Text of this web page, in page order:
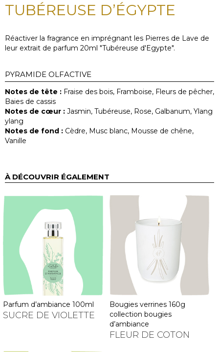
TUBÉREUSE D’ÉGYPTE
Réactiver la fragrance en imprégnant les Pierres de Lave de
leur extrait de parfum 20ml "Tubéreuse d'Egypte".
PYRAMIDE OLFACTIVE
Notes de tête : Fraise des bois, Framboise, Fleurs de pêcher,
Baies de cassis
Notes de cœur : Jasmin, Tubéreuse, Rose, Galbanum, Ylang
ylang
Notes de fond : Cèdre, Musc blanc, Mousse de chêne,
Vanille
À DÉCOUVRIR ÉGALEMENT
parfum d’ambiance 100ml
SUCRE DE VIOLETTE
bougies verrines 160g
collection bougies
d’ambiance
FLEUR DE COTON